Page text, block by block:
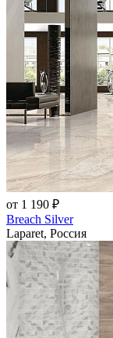
от 1 190 ₽
Breach Silver
Laparet, Россия